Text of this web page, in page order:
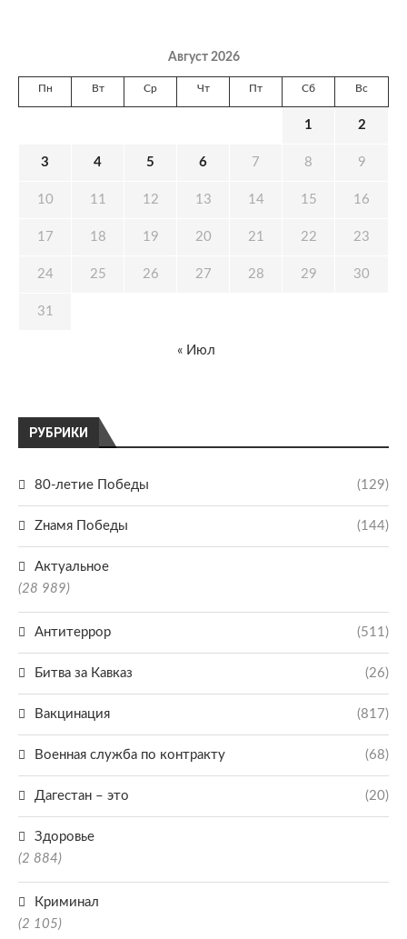
РУБРИКИ
80-летие Победы (129)
Zнамя Победы (144)
Актуальное
(28 989)
Антитеррор (511)
Битва за Кавказ (26)
Вакцинация (817)
Военная служба по контракту (68)
Дагестан – это (20)
Здоровье
(2 884)
Криминал
(2 105)
Август 2026
Пн Вт Ср Чт Пт Сб Вс
1 2
3 4 5 6 7 8 9
10 11 12 13 14 15 16
17 18 19 20 21 22 23
24 25 26 27 28 29 30
31
« Июл